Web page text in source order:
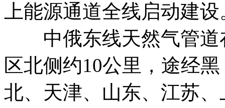
上能源通道全线启动建设
中俄东线天然气管道
区北侧约10公里，途经
北、天津、山东、江苏